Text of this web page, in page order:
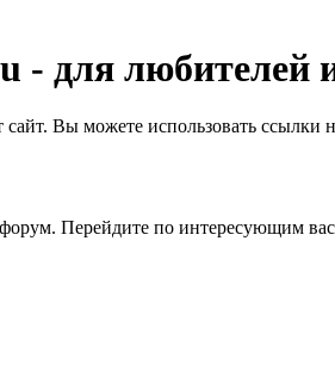
для любителей
Вы можете использовать
Перейдите по интересующим